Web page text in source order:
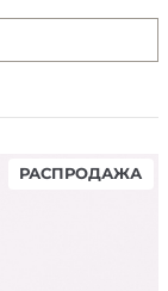
цена:
РАСПРОДАЖА